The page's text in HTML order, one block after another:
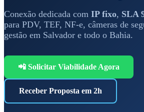
Conexão dedicada com IP fixo, SLA
para PDV, TEF, NF-e, câmeras de
gestão em Salvador e todo o Bahia.
📲 Solicitar Viabilidade Agora
Receber Proposta em 2h